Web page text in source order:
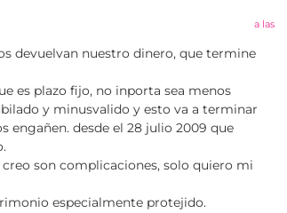
a las
devuelvan nuestro dinero, que termine
es plazo fijo, no inporta sea menos
y minusvalido y esto va a terminar
engañen. desde el 28 julio 2009 que
son complicaciones, solo quiero mi
especialmente protejido.